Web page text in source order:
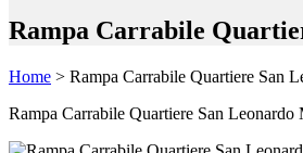
Rampa Carrabile
Home > Rampa Carrabile Quartiere San
Rampa Carrabile Quartiere San